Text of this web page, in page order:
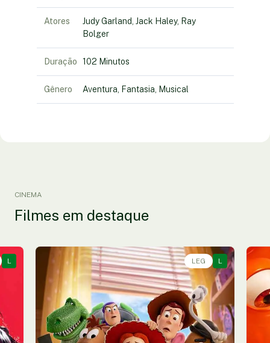
Atores
Judy Garland, Jack Haley, Ray
Bolger
Duração 102 Minutos
Gênero Aventura, Fantasia, Musical
CINEMA
Filmes em destaque
L LEG L
Animação, Aventura, Comédia • • 1h40